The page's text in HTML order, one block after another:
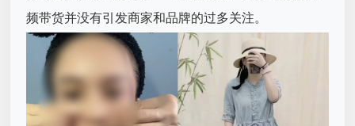
频带货并没有引发商家和品牌的过多关注。